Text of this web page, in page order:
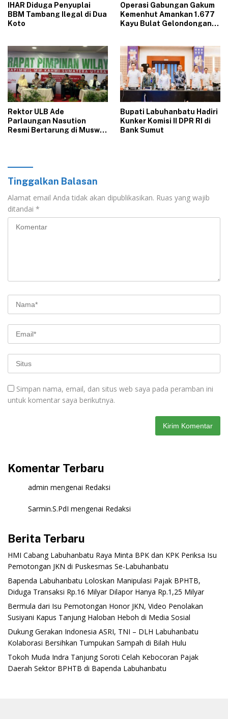
‎IHAR Diduga Penyuplai
BBM Tambang Ilegal di Dua
Koto‎
Operasi Gabungan Gakum
Kemenhut Amankan 1.677
Kayu Bulat Gelondongan
Rektor ULB Ade
Parlaungan Nasution
Resmi Bertarung di Muswil
‎Bupati Labuhanbatu Hadiri
Kunker Komisi II DPR RI di
Bank Sumut‎
Tinggalkan Balasan
Alamat email Anda tidak akan dipublikasikan. Ruas yang wajib
ditandai *
Simpan nama, email, dan situs web saya pada peramban ini
untuk komentar saya berikutnya.
Komentar Terbaru
admin mengenai Redaksi
Sarmin.S.PdI mengenai Redaksi
Berita Terbaru
‎HMI Cabang Labuhanbatu Raya Minta BPK dan KPK Periksa Isu
Pemotongan JKN di Puskesmas Se-Labuhanbatu‎‎
‎Bapenda Labuhanbatu Loloskan Manipulasi Pajak BPHTB,
Diduga Transaksi Rp.16 Milyar Dilapor Hanya Rp.1,25 Milyar
‎Bermula dari Isu Pemotongan Honor JKN, Video Penolakan
Susiyani Kapus Tanjung Haloban Heboh di Media Sosial‎‎‎‎
‎Dukung Gerakan Indonesia ASRI, TNI – DLH Labuhanbatu
Kolaborasi Bersihkan Tumpukan Sampah di Bilah Hulu
‎Tokoh Muda Indra Tanjung Soroti Celah Kebocoran Pajak
Daerah Sektor BPHTB di Bapenda Labuhanbatu